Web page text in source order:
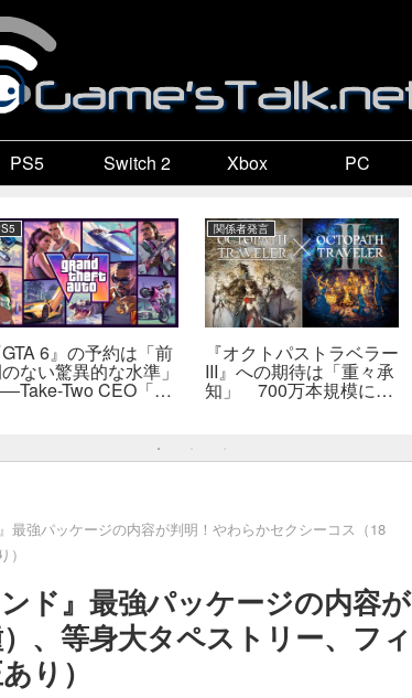
PS5 Switch 2 Xbox PC
GTA 6』の予約は「前
ない驚異的な水準」
Two CEO「販
関係者発言
『オクトパストラベラー
III』への期待は「重々承
知」 700万本規模に成
也氏
最強パッケージの内容が判明！やわらかセクシーコス（18
ド』最強パッケージの内容が
、等身大タペストリー、フィ
り）